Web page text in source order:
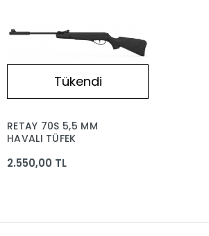
Tükendi
RETAY 70S 5,5 MM
HAVALI TÜFEK
2.550,00 TL